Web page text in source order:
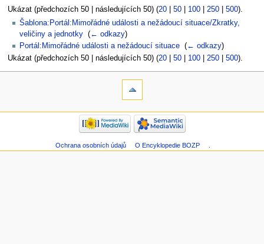
Ukázat (předchozích 50 | následujících 50) (20| 50| 100| 250| 500).
Šablona:Portál:Mimořádné události a nežádoucí situace/Zkratky,
veličiny a jednotky (← odkazy)
Portál:Mimořádné události a nežádoucí situace (← odkazy)
Ukázat (předchozích 50 | následujících 50) (20| 50| 100| 250| 500).
Ochrana osobních údajů O Encyklopedie BOZP